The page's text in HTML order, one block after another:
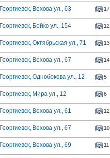
Георгиевск, Вехова ул., 63 17
Георгиевск, Бойко ул., 154 12
Георгиевск, Октябрьская ул., 71 13
Георгиевск, Вехова ул., 67 14
Георгиевск, Однобокова ул., 12 5
Георгиевск, Мира ул., 12 6
Георгиевск, Вехова ул., 61 12
Георгиевск, Вехова ул., 67 10
Георгиевск, Вехова ул., 69 11